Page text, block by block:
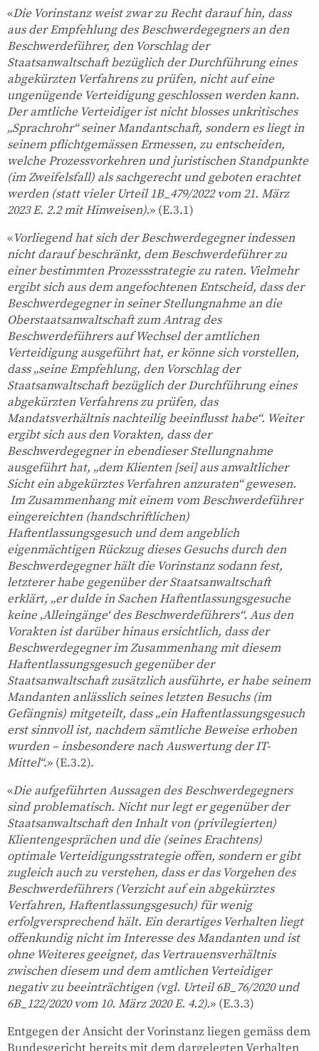
«Die Vorinstanz weist zwar zu Recht darauf hin, dass
aus der Empfehlung des Beschwerdegegners an den
Beschwerdeführer, den Vorschlag der
Staatsanwaltschaft bezüglich der Durchführung eines
abgekürzten Verfahrens zu prüfen, nicht auf eine
ungenügende Verteidigung geschlossen werden kann.
Der amtliche Verteidiger ist nicht blosses unkritisches
„Sprachrohr“ seiner Mandantschaft, sondern es liegt in
seinem pflichtgemässen Ermessen, zu entscheiden,
welche Prozessvorkehren und juristischen Standpunkte
(im Zweifelsfall) als sachgerecht und geboten erachtet
werden (statt vieler Urteil 1B_479/2022 vom 21. März
2023 E. 2.2 mit Hinweisen).» (E.3.1)
«Vorliegend hat sich der Beschwerdegegner indessen
nicht darauf beschränkt, dem Beschwerdeführer zu
einer bestimmten Prozessstrategie zu raten. Vielmehr
ergibt sich aus dem angefochtenen Entscheid, dass der
Beschwerdegegner in seiner Stellungnahme an die
Oberstaatsanwaltschaft zum Antrag des
Beschwerdeführers auf Wechsel der amtlichen
Verteidigung ausgeführt hat, er könne sich vorstellen,
dass „seine Empfehlung, den Vorschlag der
Staatsanwaltschaft bezüglich der Durchführung eines
abgekürzten Verfahrens zu prüfen, das
Mandatsverhältnis nachteilig beeinflusst habe“. Weiter
ergibt sich aus den Vorakten, dass der
Beschwerdegegner in ebendieser Stellungnahme
ausgeführt hat, „dem Klienten [sei] aus anwaltlicher
Sicht ein abgekürztes Verfahren anzuraten“ gewesen.
Im Zusammenhang mit einem vom Beschwerdeführer
eingereichten (handschriftlichen)
Haftentlassungsgesuch und dem angeblich
eigenmächtigen Rückzug dieses Gesuchs durch den
Beschwerdegegner hält die Vorinstanz sodann fest,
letzterer habe gegenüber der Staatsanwaltschaft
erklärt, „er dulde in Sachen Haftentlassungsgesuche
keine ‚Alleingänge‘ des Beschwerdeführers“. Aus den
Vorakten ist darüber hinaus ersichtlich, dass der
Beschwerdegegner im Zusammenhang mit diesem
Haftentlassungsgesuch gegenüber der
Staatsanwaltschaft zusätzlich ausführte, er habe seinem
Mandanten anlässlich seines letzten Besuchs (im
Gefängnis) mitgeteilt, dass „ein Haftentlassungsgesuch
erst sinnvoll ist, nachdem sämtliche Beweise erhoben
wurden – insbesondere nach Auswertung der IT-
Mittel“.» (E.3.2).
«Die aufgeführten Aussagen des Beschwerdegegners
sind problematisch. Nicht nur legt er gegenüber der
Staatsanwaltschaft den Inhalt von (privilegierten)
Klientengesprächen und die (seines Erachtens)
optimale Verteidigungsstrategie offen, sondern er gibt
zugleich auch zu verstehen, dass er das Vorgehen des
Beschwerdeführers (Verzicht auf ein abgekürztes
Verfahren, Haftentlassungsgesuch) für wenig
erfolgversprechend hält. Ein derartiges Verhalten liegt
offenkundig nicht im Interesse des Mandanten und ist
ohne Weiteres geeignet, das Vertrauensverhältnis
zwischen diesem und dem amtlichen Verteidiger
negativ zu beeinträchtigen (vgl. Urteil 6B_76/2020 und
6B_122/2020 vom 10. März 2020 E. 4.2).» (E.3.3)
Entgegen der Ansicht der Vorinstanz liegen gemäss dem